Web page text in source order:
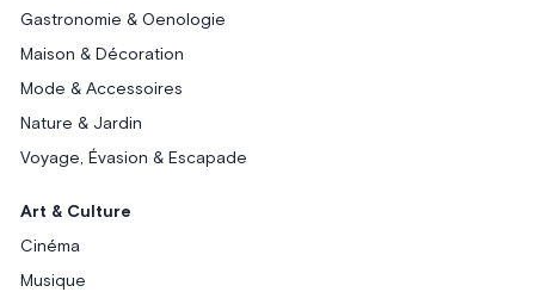
Gastronomie & Oenologie
Maison & Décoration
Mode & Accessoires
Nature & Jardin
Voyage, Évasion & Escapade
Art & Culture
Cinéma
Musique